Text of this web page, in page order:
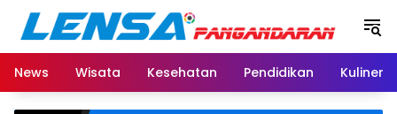
Langsung
konten
News
Wisata Kesehatan Pendidikan Kuliner